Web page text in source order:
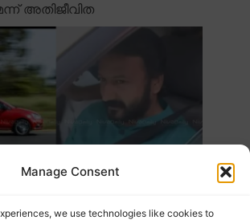
Manage Consent
we use technologies like cookies to
അതിജീവിത